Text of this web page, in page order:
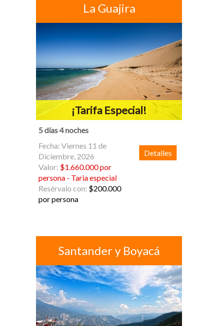
La Guajira
¡Tarifa Especial!
5 días 4 noches
Fecha: Viernes 11 de
Diciembre, 2026
Valor: $1.660.000 por
persona - Taria especial
Resérvalo con: $200.000
por persona
Detalles
Santander y Boyacá